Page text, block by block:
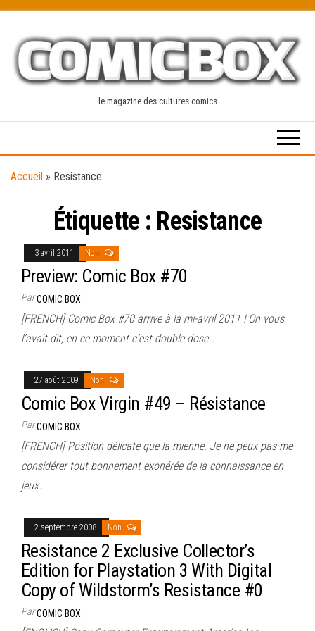
content
le magazine des cultures comics
Accueil » Resistance
Étiquette : Resistance
3 avril 2011 Non
Preview: Comic Box #70
ParCOMIC BOX
[FRENCH] Comic Box #70 arrive à la mi-avril 2011 ! On vous
l’avait dit, en ce moment c’est double dose…
27 août 2009 Non
Comic Box Virgin #49 – Résistance
ParCOMIC BOX
[FRENCH] Position délicate que la mienne. Je ne peux pas me
considérer tout bonnement exonérée de la connaissance en
jeux…
2 septembre 2008 Non
Resistance 2 Exclusive Collector’s
Edition for Playstation 3 With Digital
Copy of Wildstorm’s Resistance #0
ParCOMIC BOX